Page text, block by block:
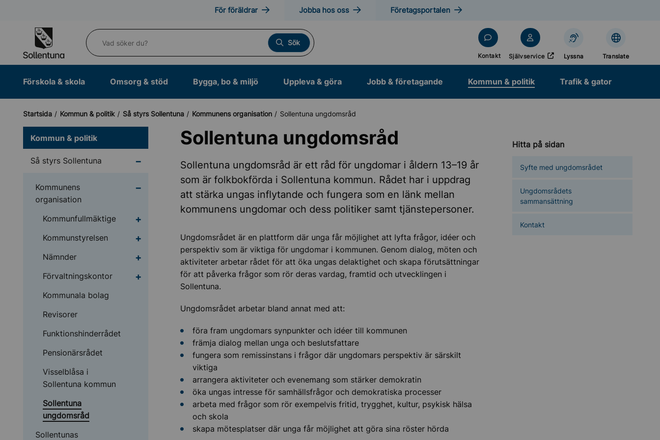
För föräldrar Jobba hos oss Företagsportalen
Vad söker du?
Sök
Kontakt Självservice
Öppnas i nytt fönster
Lyssna Translate
Förskola & skola Omsorg & stöd Bygga, bo & miljö Uppleva & göra Jobb & företagande Kommun & politik Trafik & gator
Startsida Kommun & politik Så styrs Sollentuna Kommunens organisation Sollentuna ungdomsråd
Kommun & politik
Så styrs Sollentuna Undermeny för Så styrs Sollentuna
Kommunens
organisation
Undermeny för Kommunens organisation
Kommunfullmäktige
Undermeny för Kommunfullmäktige
Kommunstyrelsen
Undermeny för Kommunstyrelsen
Nämnder
Undermeny för Nämnder
Förvaltningskontor
Undermeny för Förvaltningskontor
Kommunala bolag
Revisorer
Funktionshinderrådet
Pensionärsrådet
Visselblåsa i
Sollentuna kommun
Sollentuna
ungdomsråd
Sollentunas
Hitta på sidan
Syfte med ungdomsrådet
Ungdomsrådets
sammansättning
Kontakt
Sollentuna ungdomsråd
Sollentuna ungdomsråd är ett råd för ungdomar i åldern 13–19 år
som är folkbokförda i Sollentuna kommun. Rådet har i uppdrag
att stärka ungas inflytande och fungera som en länk mellan
kommunens ungdomar och dess politiker samt tjänstepersoner.
Ungdomsrådet är en plattform där unga får möjlighet att lyfta frågor, idéer och
perspektiv som är viktiga för ungdomar i kommunen. Genom dialog, möten och
aktiviteter arbetar rådet för att öka ungas delaktighet och skapa förutsättningar
för att påverka frågor som rör deras vardag, framtid och utvecklingen i
Sollentuna.
Ungdomsrådet arbetar bland annat med att:
föra fram ungdomars synpunkter och idéer till kommunen
främja dialog mellan unga och beslutsfattare
fungera som remissinstans i frågor där ungdomars perspektiv är särskilt
viktiga
arrangera aktiviteter och evenemang som stärker demokratin
öka ungas intresse för samhällsfrågor och demokratiska processer
arbeta med frågor som rör exempelvis fritid, trygghet, kultur, psykisk hälsa
och skola
skapa mötesplatser där unga får möjlighet att göra sina röster hörda